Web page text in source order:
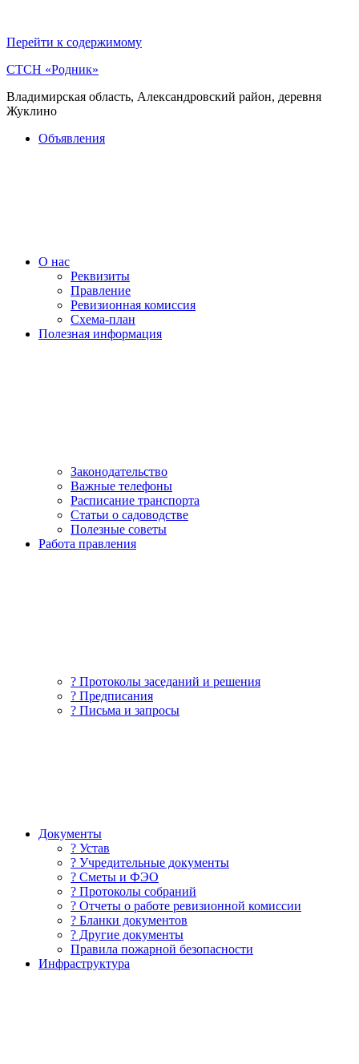
Перейти к содержимому
СТСН «Родник»
Владимирская область, Александровский район, деревня
Жуклино
Объявления
О нас
Реквизиты
Правление
Ревизионная комиссия
Схема-план
Полезная информация
Законодательство
Важные телефоны
Расписание транспорта
Статьи о садоводстве
Полезные советы
Работа правления
? Протоколы заседаний и решения
? Предписания
? Письма и запросы
Документы
? Устав
? Учредительные документы
? Сметы и ФЭО
? Протоколы собраний
? Отчеты о работе ревизионной комиссии
? Бланки документов
? Другие документы
Правила пожарной безопасности
Инфраструктура